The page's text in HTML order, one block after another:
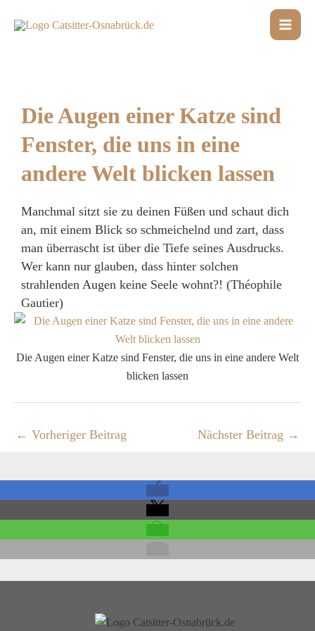
Die Augen einer Katze sind
Fenster, die uns in eine
andere Welt blicken lassen
Manchmal sitzt sie zu deinen Füßen und schaut dich
an, mit einem Blick so schmeichelnd und zart, dass
man überrascht ist über die Tiefe seines Ausdrucks.
Wer kann nur glauben, dass hinter solchen
strahlenden Augen keine Seele wohnt?! (Théophile
Gautier)
Die Augen einer Katze sind Fenster, die uns in eine andere Welt
blicken lassen
← Vorheriger Beitrag Nächster Beitrag →